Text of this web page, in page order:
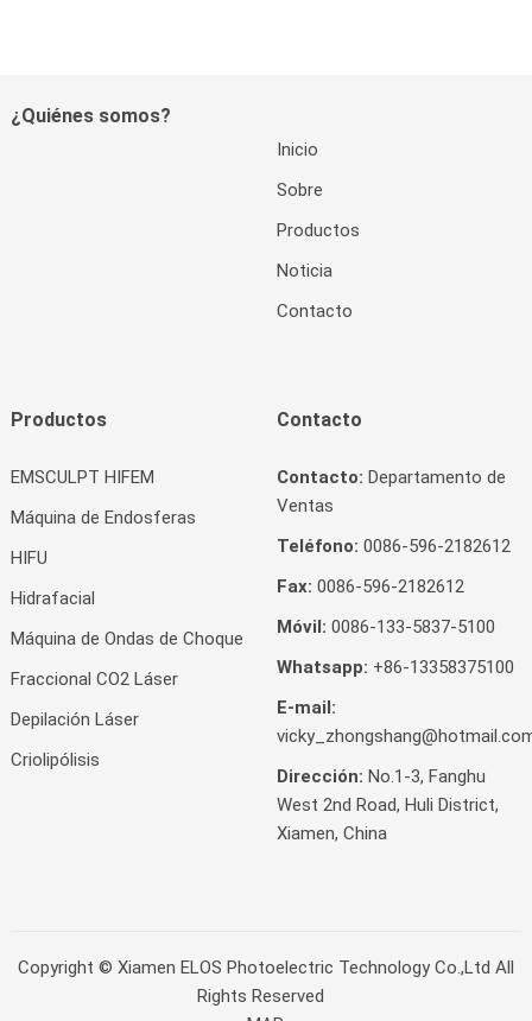
¿Quiénes somos?
Inicio
Sobre
Productos
Noticia
Contacto
Productos
EMSCULPT HIFEM
Máquina de Endosferas
HIFU
Hidrafacial
Máquina de Ondas de Choque
Fraccional CO2 Láser
Depilación Láser
Criolipólisis
Contacto
Contacto: Departamento de
Ventas
Teléfono: 0086-596-2182612
Fax: 0086-596-2182612
Móvil: 0086-133-5837-5100
Whatsapp: +86-13358375100
E-mail:
Dirección: No.1-3, Fanghu
West 2nd Road, Huli District,
Xiamen, China
Copyright © Xiamen ELOS Photoelectric Technology Co.,Ltd All
Rights Reserved